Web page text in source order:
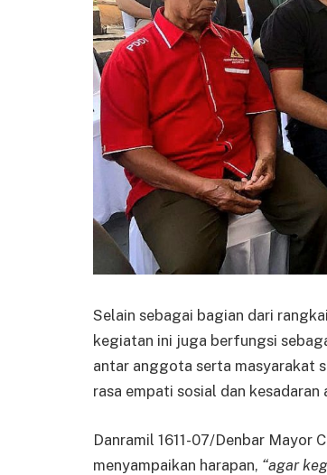
Selain sebagai bagian dari
kegiatan ini juga berfungsi
antar anggota serta masyarakat
rasa empati sosial dan
Danramil 1611-07/Denbar Mayor
menyampaikan harapan, “agar